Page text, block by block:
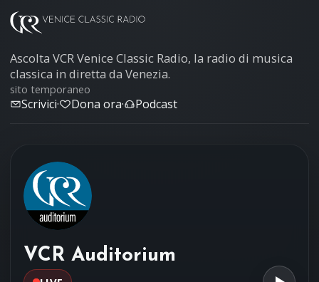
Ascolta VCR Venice Classic Radio, la radio di musica
classica in diretta da Venezia.
sito temporaneo
Scrivici· Dona ora· Podcast
VCR Auditorium